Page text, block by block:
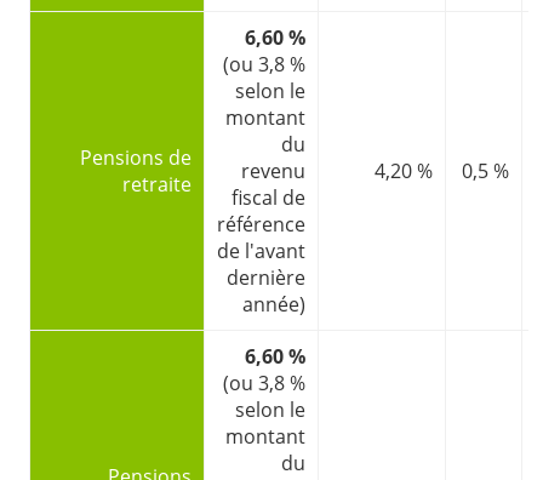
Pensions de
retraite
6,60 %
(ou 3,8 %
selon le
montant
du
revenu
fiscal de
référence
de l'avant
dernière
année)
4,20 % 0,5 %
6,60 %
(ou 3,8 %
selon le
montant
du